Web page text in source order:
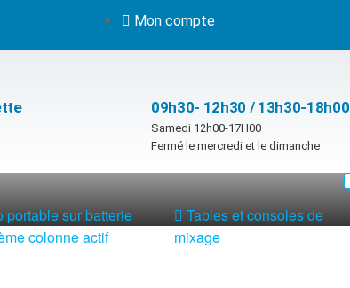
Mon compte
09h30- 12h30 / 13h30-18h00
Samedi 12h00-17H00
Fermé le mercredi et le dimanche
portable sur batterie
colonne actif
Tables et consoles de
mixage